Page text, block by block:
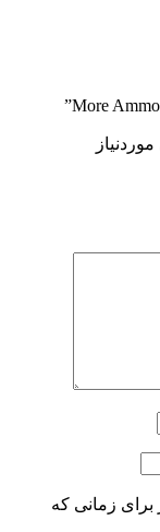
برای زمانی که